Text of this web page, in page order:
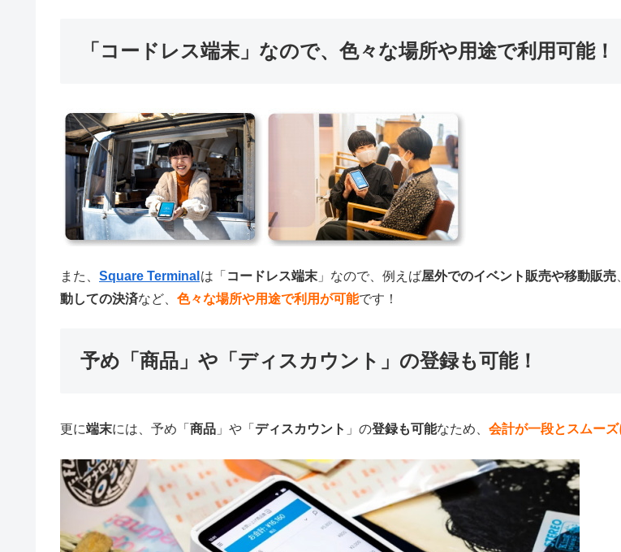
「コードレス端末」なので、色々な場所や用途で利用可能！
また、 Square Terminal は「 コードレス端末 」なので、例えば屋外でのイベント販売や移動販売
動しての決済など、 色々な場所や用途で利用が可能です！
予め「商品」や「ディスカウント」の登録も可能！
更に端末には、予め「 商品 」や「 ディスカウント 」の登録も可能なため、 会計が一段とスムー